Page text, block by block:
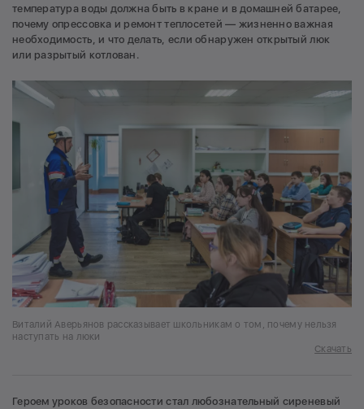
температура воды должна быть в кране и в домашней батарее,
почему опрессовка и ремонт теплосетей — жизненно важная
необходимость, и что делать, если обнаружен открытый люк
или разрытый котлован.
Виталий Аверьянов рассказывает школьникам о том, почему нельзя
наступать на люки
Скачать
Героем уроков безопасности стал любознательный сиреневый